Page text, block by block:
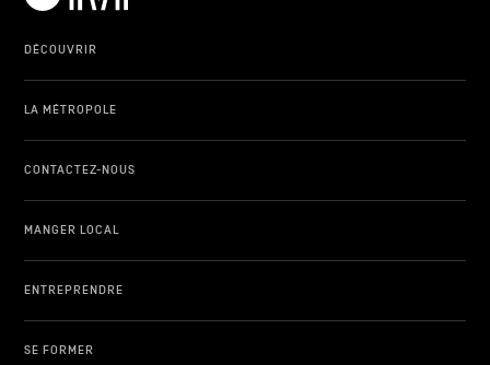
DÉCOUVRIR
LA MÉTROPOLE
CONTACTEZ-NOUS
MANGER LOCAL
ENTREPRENDRE
SE FORMER